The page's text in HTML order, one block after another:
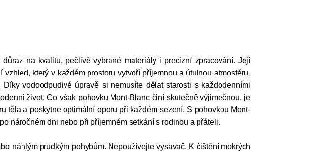
na kvalitu, pečlivě vybrané materiály i precizní zpracování. Její
který v každém prostoru vytvoří příjemnou a útulnou atmosféru.
vodoodpudivé úpravě si nemusíte dělat starosti s každodenními
život. Co však pohovku Mont-Blanc činí skutečně výjimečnou, je
těla a poskytne optimální oporu při každém sezení. S pohovkou Mont-
náročném dni nebo při příjemném setkání s rodinou a přáteli.
náhlým prudkým pohybům. Nepoužívejte vysavač. K čištění mokrých